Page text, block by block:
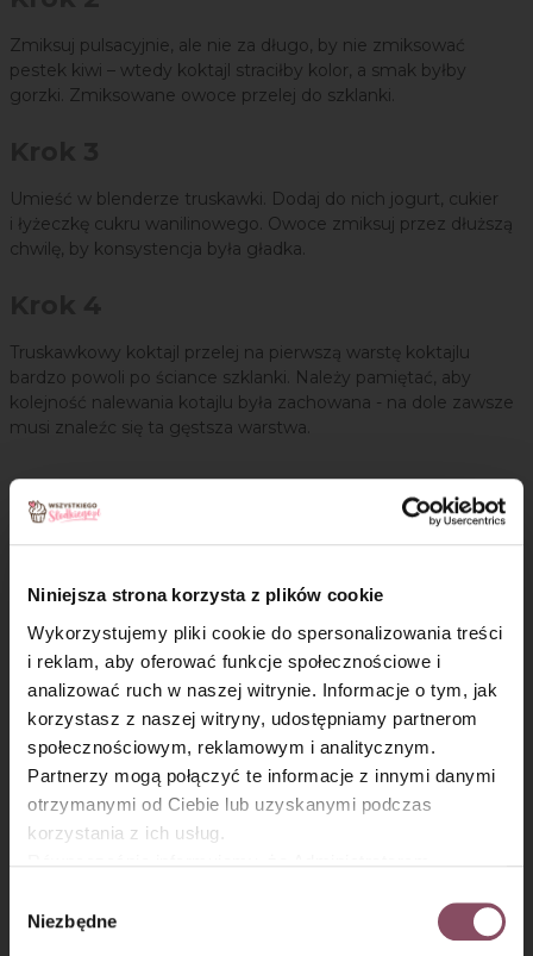
Niniejsza strona korzysta z plików cookie
Wykorzystujemy pliki cookie do spersonalizowania treści
i reklam, aby oferować funkcje społecznościowe i
analizować ruch w naszej witrynie. Informacje o tym, jak
korzystasz z naszej witryny, udostępniamy partnerom
społecznościowym, reklamowym i analitycznym.
Partnerzy mogą połączyć te informacje z innymi danymi
otrzymanymi od Ciebie lub uzyskanymi podczas
korzystania z ich usług.
Gdańsk (80-339) adres: Dickmana 14/15 więcej
informacji o przetwarzaniu danych osobowych oraz
zgody
Niezbędne
Zmiksuj pulsacyjnie, ale nie za długo, by nie zmiksować
pestek kiwi – wtedy koktajl straciłby kolor, a smak byłby
gorzki. Zmiksowane owoce przelej do szklanki.
Umieść w blenderze truskawki. Dodaj do nich jogurt, cukier
i łyżeczkę cukru wanilinowego. Owoce zmiksuj przez dłuższą
chwilę, by konsystencja była gładka.
Truskawkowy koktajl przelej na pierwszą warstę koktajlu
bardzo powoli po ściance szklanki. Należy pamiętać, aby
kolejność nalewania kotajlu była zachowana - na dole zawsze
musi znaleźc się ta gęstsza warstwa.
Oceń przepis!
Komentarze
×